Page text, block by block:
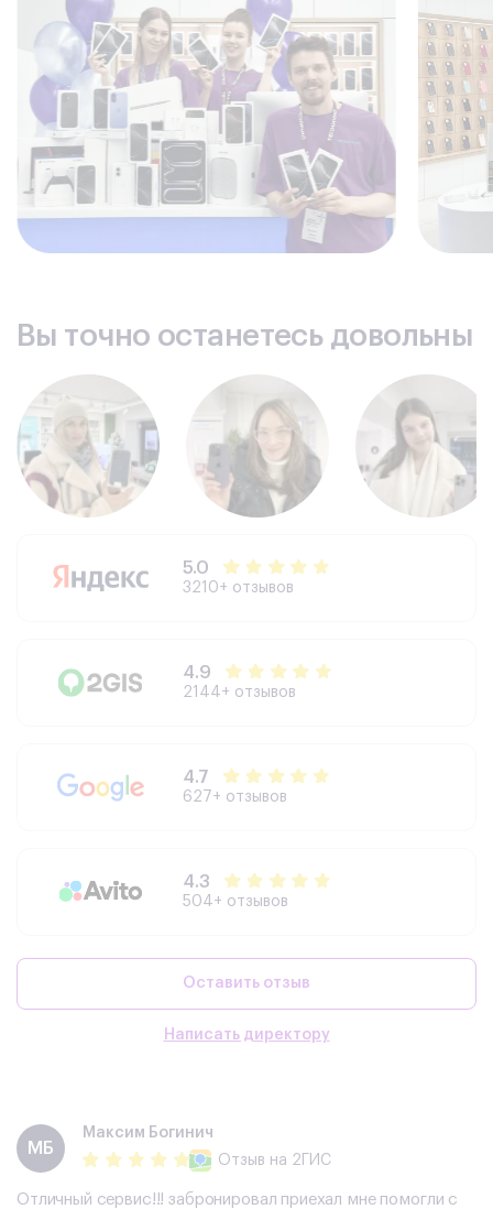
программных проблем. Качественно устранить их может
только технически грамотный специалист. Если у Вашего
компьютера возникли проблемы, воспользуйтесь услугой
выездного ремонта.
Опытные специалисты имеют прекрасную подготовку,
высокую квалификацию, могут профессионально
справится с любой проблемой техники.
Профильное оборудование,современные
специализированные инструменты помогают
проводить диагностику, оперативно выявлять
дефекты, производить ремонт неисправностей
позволяет воспользоваться
Вы точно останетесь довольны
5.0
3210+ отзывов
4.9
2144+ отзывов
4.7
627+ отзывов
4.3
504+ отзывов
Оставить отзыв
Написать директору
МБ
Максим Богинич
Отзыв на 2ГИС
Отличный сервис!!! забронировал приехал мне помогли с